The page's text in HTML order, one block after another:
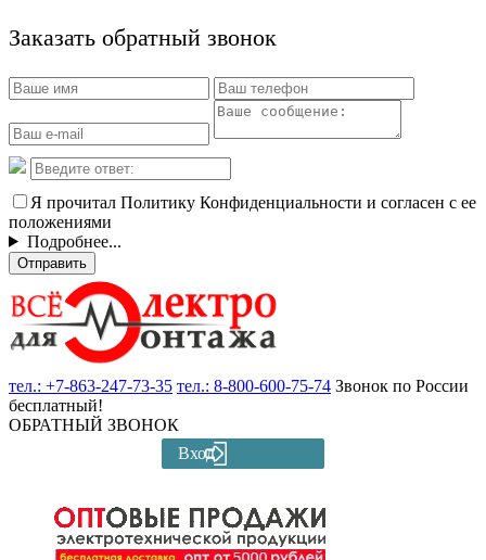
Заказать обратный звонок
Я прочитал Политику Конфиденциальности и согласен с ее
положениями
Подробнее...
Отправить
тел.: +7-863-247-73-35 тел.: 8-800-600-75-74 Звонок по России
бесплатный!
ОБРАТНЫЙ ЗВОНОК
Вход